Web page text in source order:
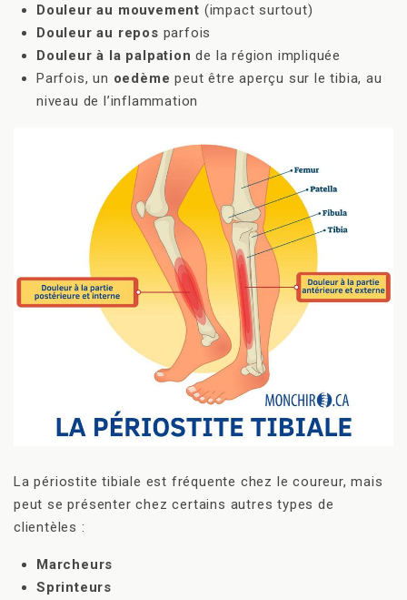
Douleur au mouvement (impact surtout)
Douleur au repos parfois
Douleur à la palpation de la région impliquée
Parfois, un oedème peut être aperçu sur le tibia, au
niveau de l’inflammation
La périostite tibiale est fréquente chez le coureur, mais
peut se présenter chez certains autres types de
clientèles :
Marcheurs
Sprinteurs